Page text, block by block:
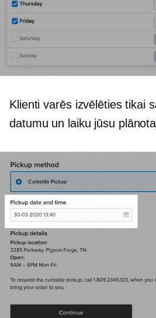
Klienti varēs izvēlēties tikai
datumu un laiku jūsu